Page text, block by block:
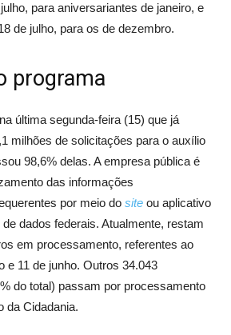
para aniversariantes de janeiro, e
de julho, para os de dezembro.
programa
última segunda-feira (15) que já
milhões de solicitações para o auxílio
98,6% delas. A empresa pública é
das informações
por meio do site ou aplicativo
dados federais. Atualmente, restam
em processamento, referentes ao
e 11 de junho. Outros 34.043
do total) passam por processamento
da Cidadania.